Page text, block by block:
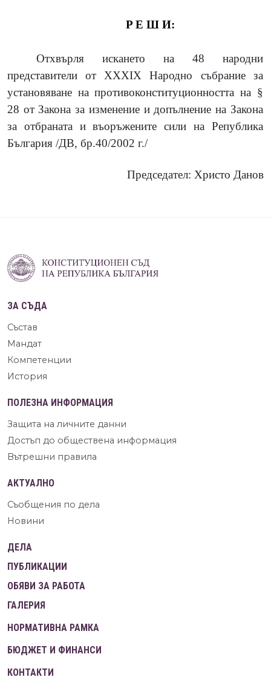
РЕШ И:
Отхвърля искането на 48 народни
представители от XXXIX Народно събрание за
установяване на противоконституционността на §
28 от Закона за изменение и допълнение на Закона
за отбраната и въоръжените сили на Република
България /ДВ, бр.40/2002 г./
Председател: Христо Данов
ЗА СЪДА
Състав
Мандат
Компетенции
История
ПОЛЕЗНА ИНФОРМАЦИЯ
Защита на личните данни
Достъп до обществена информация
Вътрешни правила
АКТУАЛНО
Съобщения по дела
Новини
ДЕЛА
ПУБЛИКАЦИИ
ОБЯВИ ЗА РАБОТА
ГАЛЕРИЯ
НОРМАТИВНА РАМКА
БЮДЖЕТ И ФИНАНСИ
КОНТАКТИ